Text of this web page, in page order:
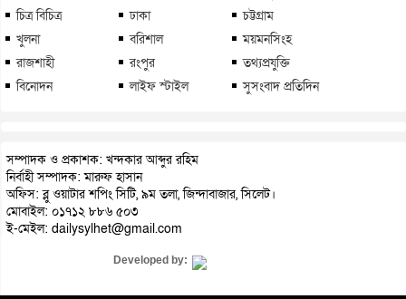
চিত্র বিচিত্র
ঢাকা
চট্টগ্রাম
খুলনা
বরিশাল
ময়মনসিংহ
রাজশাহী
রংপুর
তথ্যপ্রযুক্তি
বিনোদন
লাইফ স্টাইল সুসংবাদ প্রতিদিন
সম্পাদক ও প্রকাশক: খন্দকার আব্দুর রহিম
নির্বাহী সম্পাদক: মারুফ হাসান
অফিস: ব্লু ওয়াটার শপিং সিটি, ৯ম তলা, জিন্দাবাজার, সিলেট।
মোবাইল: ০১৭১২ ৮৮৬ ৫০৩
ই-মেইল: dailysylhet@gmail.com
Developed by: